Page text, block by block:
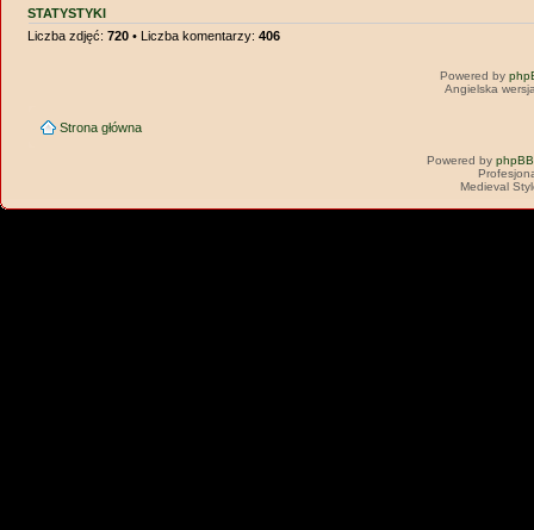
STATYSTYKI
Liczba zdjęć:720 • Liczba komentarzy:406
Powered by
Angielska
Strona główna
Powered by phpBB
Medieval